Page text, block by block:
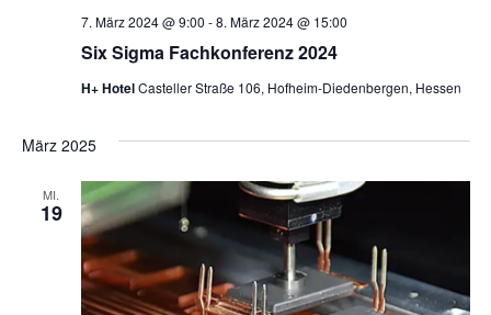
Six Sigma Fachkonferenz 2024
7. März 2024 @ 9:00 -8. März 2024 @ 15:00
H+ HotelCasteller Straße 106, Hofheim‐Diedenbergen, Hessen
März 2025
MI.
19